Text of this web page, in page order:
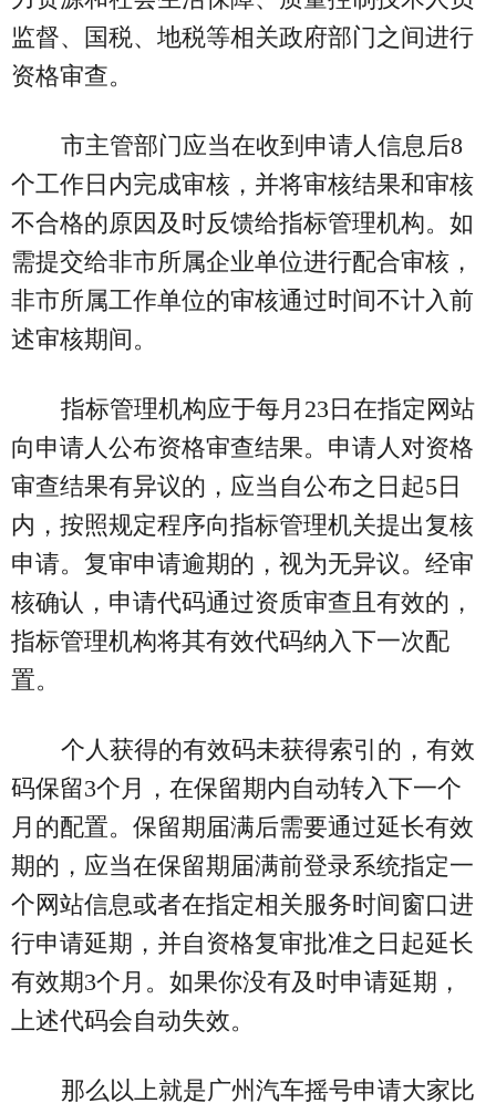
监督、国税、地税等相关政府部门之间进行
资格审查。
市主管部门应当在收到申请人信息后8
个工作日内完成审核，并将审核结果和审核
不合格的原因及时反馈给指标管理机构。如
需提交给非市所属企业单位进行配合审核，
非市所属工作单位的审核通过时间不计入前
述审核期间。
指标管理机构应于每月23日在指定网站
向申请人公布资格审查结果。申请人对资格
审查结果有异议的，应当自公布之日起5日
内，按照规定程序向指标管理机关提出复核
申请。复审申请逾期的，视为无异议。经审
核确认，申请代码通过资质审查且有效的，
指标管理机构将其有效代码纳入下一次配
置。
个人获得的有效码未获得索引的，有效
码保留3个月，在保留期内自动转入下一个
月的配置。保留期届满后需要通过延长有效
期的，应当在保留期届满前登录系统指定一
个网站信息或者在指定相关服务时间窗口进
行申请延期，并自资格复审批准之日起延长
有效期3个月。如果你没有及时申请延期，
上述代码会自动失效。
那么以上就是广州汽车摇号申请大家比